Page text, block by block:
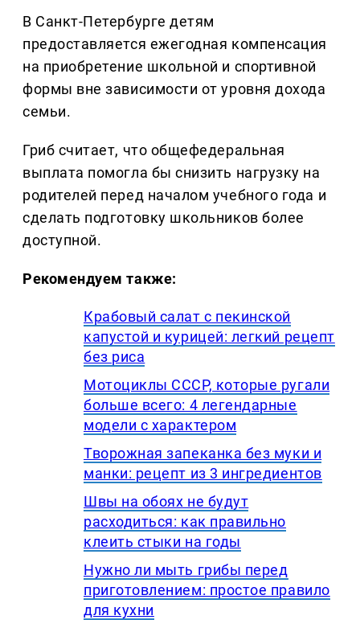
В Санкт-Петербурге детям
предоставляется ежегодная компенсация
на приобретение школьной и спортивной
формы вне зависимости от уровня дохода
семьи.
Гриб считает, что общефедеральная
выплата помогла бы снизить нагрузку на
родителей перед началом учебного года и
сделать подготовку школьников более
доступной.
Рекомендуем также:
Крабовый салат с пекинской
капустой и курицей: легкий рецепт
без риса
Мотоциклы СССР, которые ругали
больше всего: 4 легендарные
модели с характером
Творожная запеканка без муки и
манки: рецепт из 3 ингредиентов
Швы на обоях не будут
расходиться: как правильно
клеить стыки на годы
Нужно ли мыть грибы перед
приготовлением: простое правило
для кухни